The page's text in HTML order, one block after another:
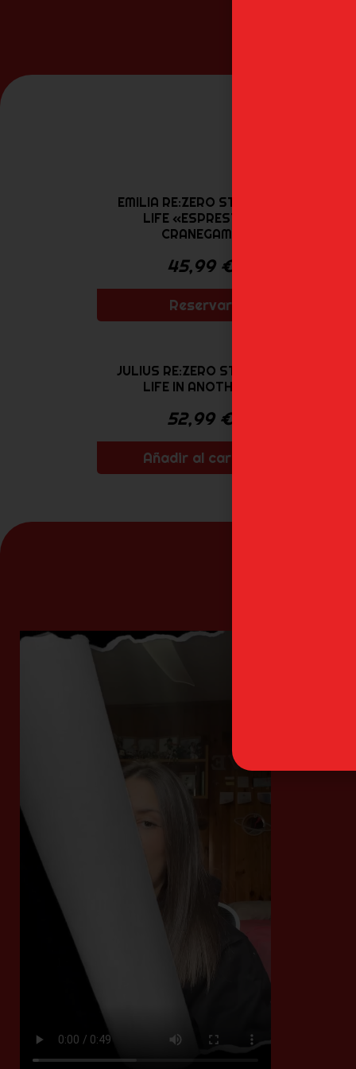
EMILIA RE:ZERO STARTING
LIFE «ESPRESTO»
CRANEGAME
45,99 €
Reservar
JULIUS RE:ZERO STARTING
LIFE IN ANOTHER...
52,99 €
Añadir al carrito